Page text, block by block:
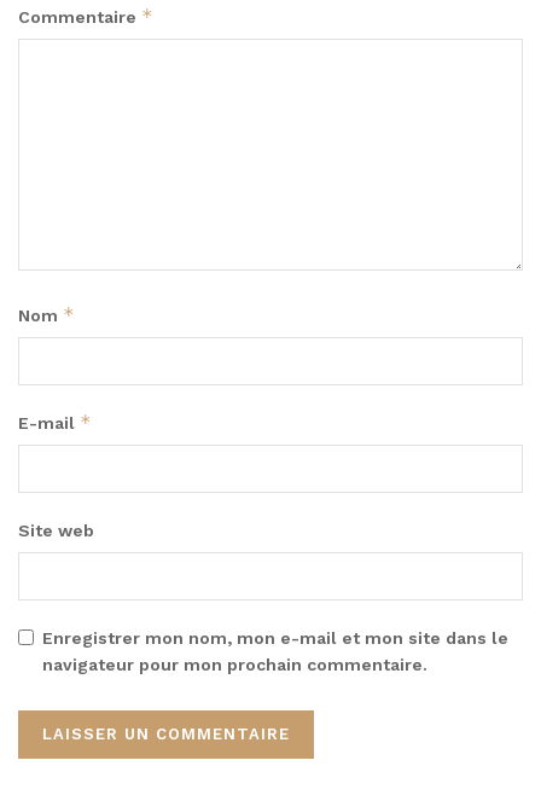
Commentaire *
Nom *
E-mail *
Site web
Enregistrer mon nom, mon e-mail et mon site dans le
navigateur pour mon prochain commentaire.